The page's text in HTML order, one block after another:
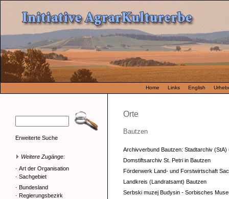
Home Links English
Erweiterte Suche
Weitere Zugänge:
· Art der Organisation
· Sachgebiet
· Bundesland
· Regierungsbezirk
Orte
Bautzen
Archivverbund Bautzen: Stadtarchiv (StA)
Domstiftsarchiv St. Petri in Bautzen
Förderwerk Land- und Forstwirtschaft
Landkreis (Landratsamt) Bautzen
Serbski muzej Budysin - Sorbisches